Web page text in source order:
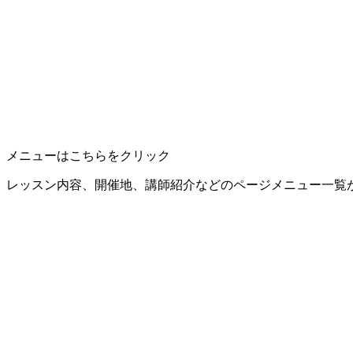
メニューはこちらをクリック
レッスン内容、開催地、講師紹介などのページメニュー一覧